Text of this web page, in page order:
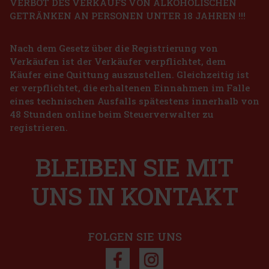
Horvath's Kokos-Creme-Likör 0,5l 15% Vegan
AUF LAGER(> 5 st)
Horvath's Kokos-Creme-Likör Vegan ist ein milder Kokos-Creme-
Likör mit exotischem Charakter und einer geschmeidigen,
samtigen Konsistenz. Ausgeprägte Kokosnoten verbinden sich mit
einer pflanzlichen Cremebasis und ergeben einen ausgewogenen
Geschmack
9.91€ ohne VAT 11.99 €
Bestellen
Horvath's Schoko-Kirschen-Cream Likör 15% 0,7 l
AUF LAGER
verbindet. Das Ergebnis ist ein süßes, weiches und angenehm
dessertartiges Getränk, das alle Liebhaber von Cremelikören un
Bestellen
GETRÄNKEN AN PERSONEN UNTER 18 JAHREN !!!
Nach dem Gesetz über die Registrierung von
Verkäufen ist der Verkäufer verpflichtet, dem
Käufer eine Quittung auszustellen. Gleichzeitig ist
er verpflichtet, die erhaltenen Einnahmen im Falle
eines technischen Ausfalls spätestens innerhalb von
48 Stunden online beim Steuerverwalter zu
registrieren.
BLEIBEN SIE MIT
UNS IN KONTAKT
FOLGEN SIE UNS